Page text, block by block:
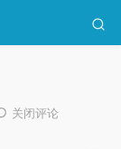
关闭评论